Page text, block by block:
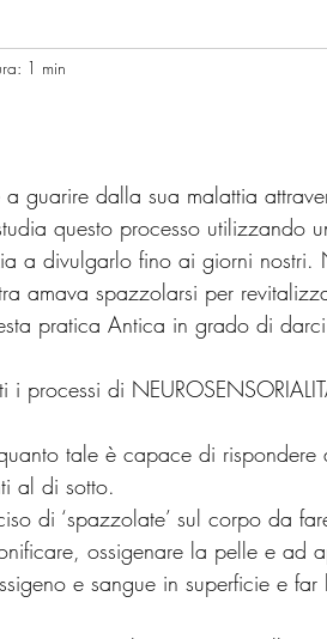
1 min
guarire dalla sua malattia
questo processo utilizzando
a divulgarlo fino ai giorni nostri.
amava spazzolarsi per
pratica Antica in grado di
processi di
tale è capace di
al di sotto.
di ‘spazzolate’ sul corpo da
ossigenare la pelle e ad
e sangue in superficie e far